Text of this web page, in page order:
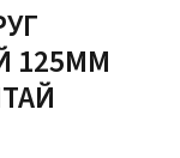
125ММ